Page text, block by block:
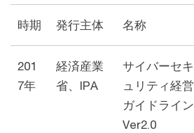
時期 発行主体 名称
201
7年
経済産業
省、IPA
サイバーセキ
ュリティ経営
ガイドライン
Ver2.0